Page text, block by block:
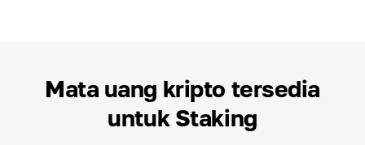
Mata uang kripto tersedia
untuk Staking